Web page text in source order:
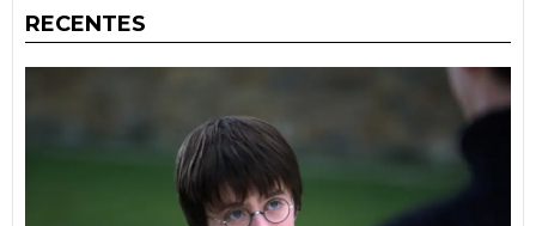
RECENTES